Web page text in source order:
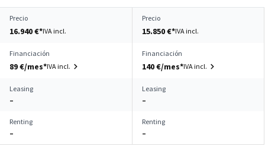
Precio
16.940 €*IVA incl.
Precio
15.850 €*IVA incl.
Financiación
89 €/mes*IVA incl.
Financiación
140 €/mes*IVA incl.
Leasing
–
Leasing
–
Renting
–
Renting
–